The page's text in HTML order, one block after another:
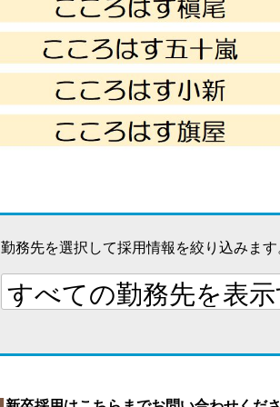
勤務先を選択して採用情報を絞り込みます